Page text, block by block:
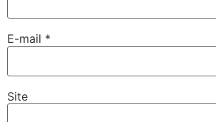
E-mail *
Site